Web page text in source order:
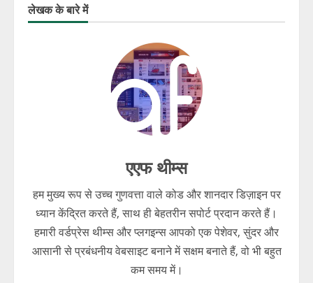
लेखक के बारे में
एएफ थीम्स
हम मुख्य रूप से उच्च गुणवत्ता वाले कोड और शानदार डिज़ाइन पर
ध्यान केंद्रित करते हैं, साथ ही बेहतरीन सपोर्ट प्रदान करते हैं।
हमारी वर्डप्रेस थीम्स और प्लगइन्स आपको एक पेशेवर, सुंदर और
आसानी से प्रबंधनीय वेबसाइट बनाने में सक्षम बनाते हैं, वो भी बहुत
कम समय में।
Job और Visa के नाम पर जालसाजी, चंडीगढ़ में
Immigration Fraud के आठ मामले सामने आए
August 8, 2026
3
गोवा पुलिस की बड़ी कार्रवाई, साइबर ठगी के
नेटवर्क पर चला गिरफ्तारी का शिकंजा!
August 8, 2026
सावधान: बिजली बिल भरने के नाम पर साइबर
ठगी का नया खेल, दिल्ली में दो गिरफ्तार!!!